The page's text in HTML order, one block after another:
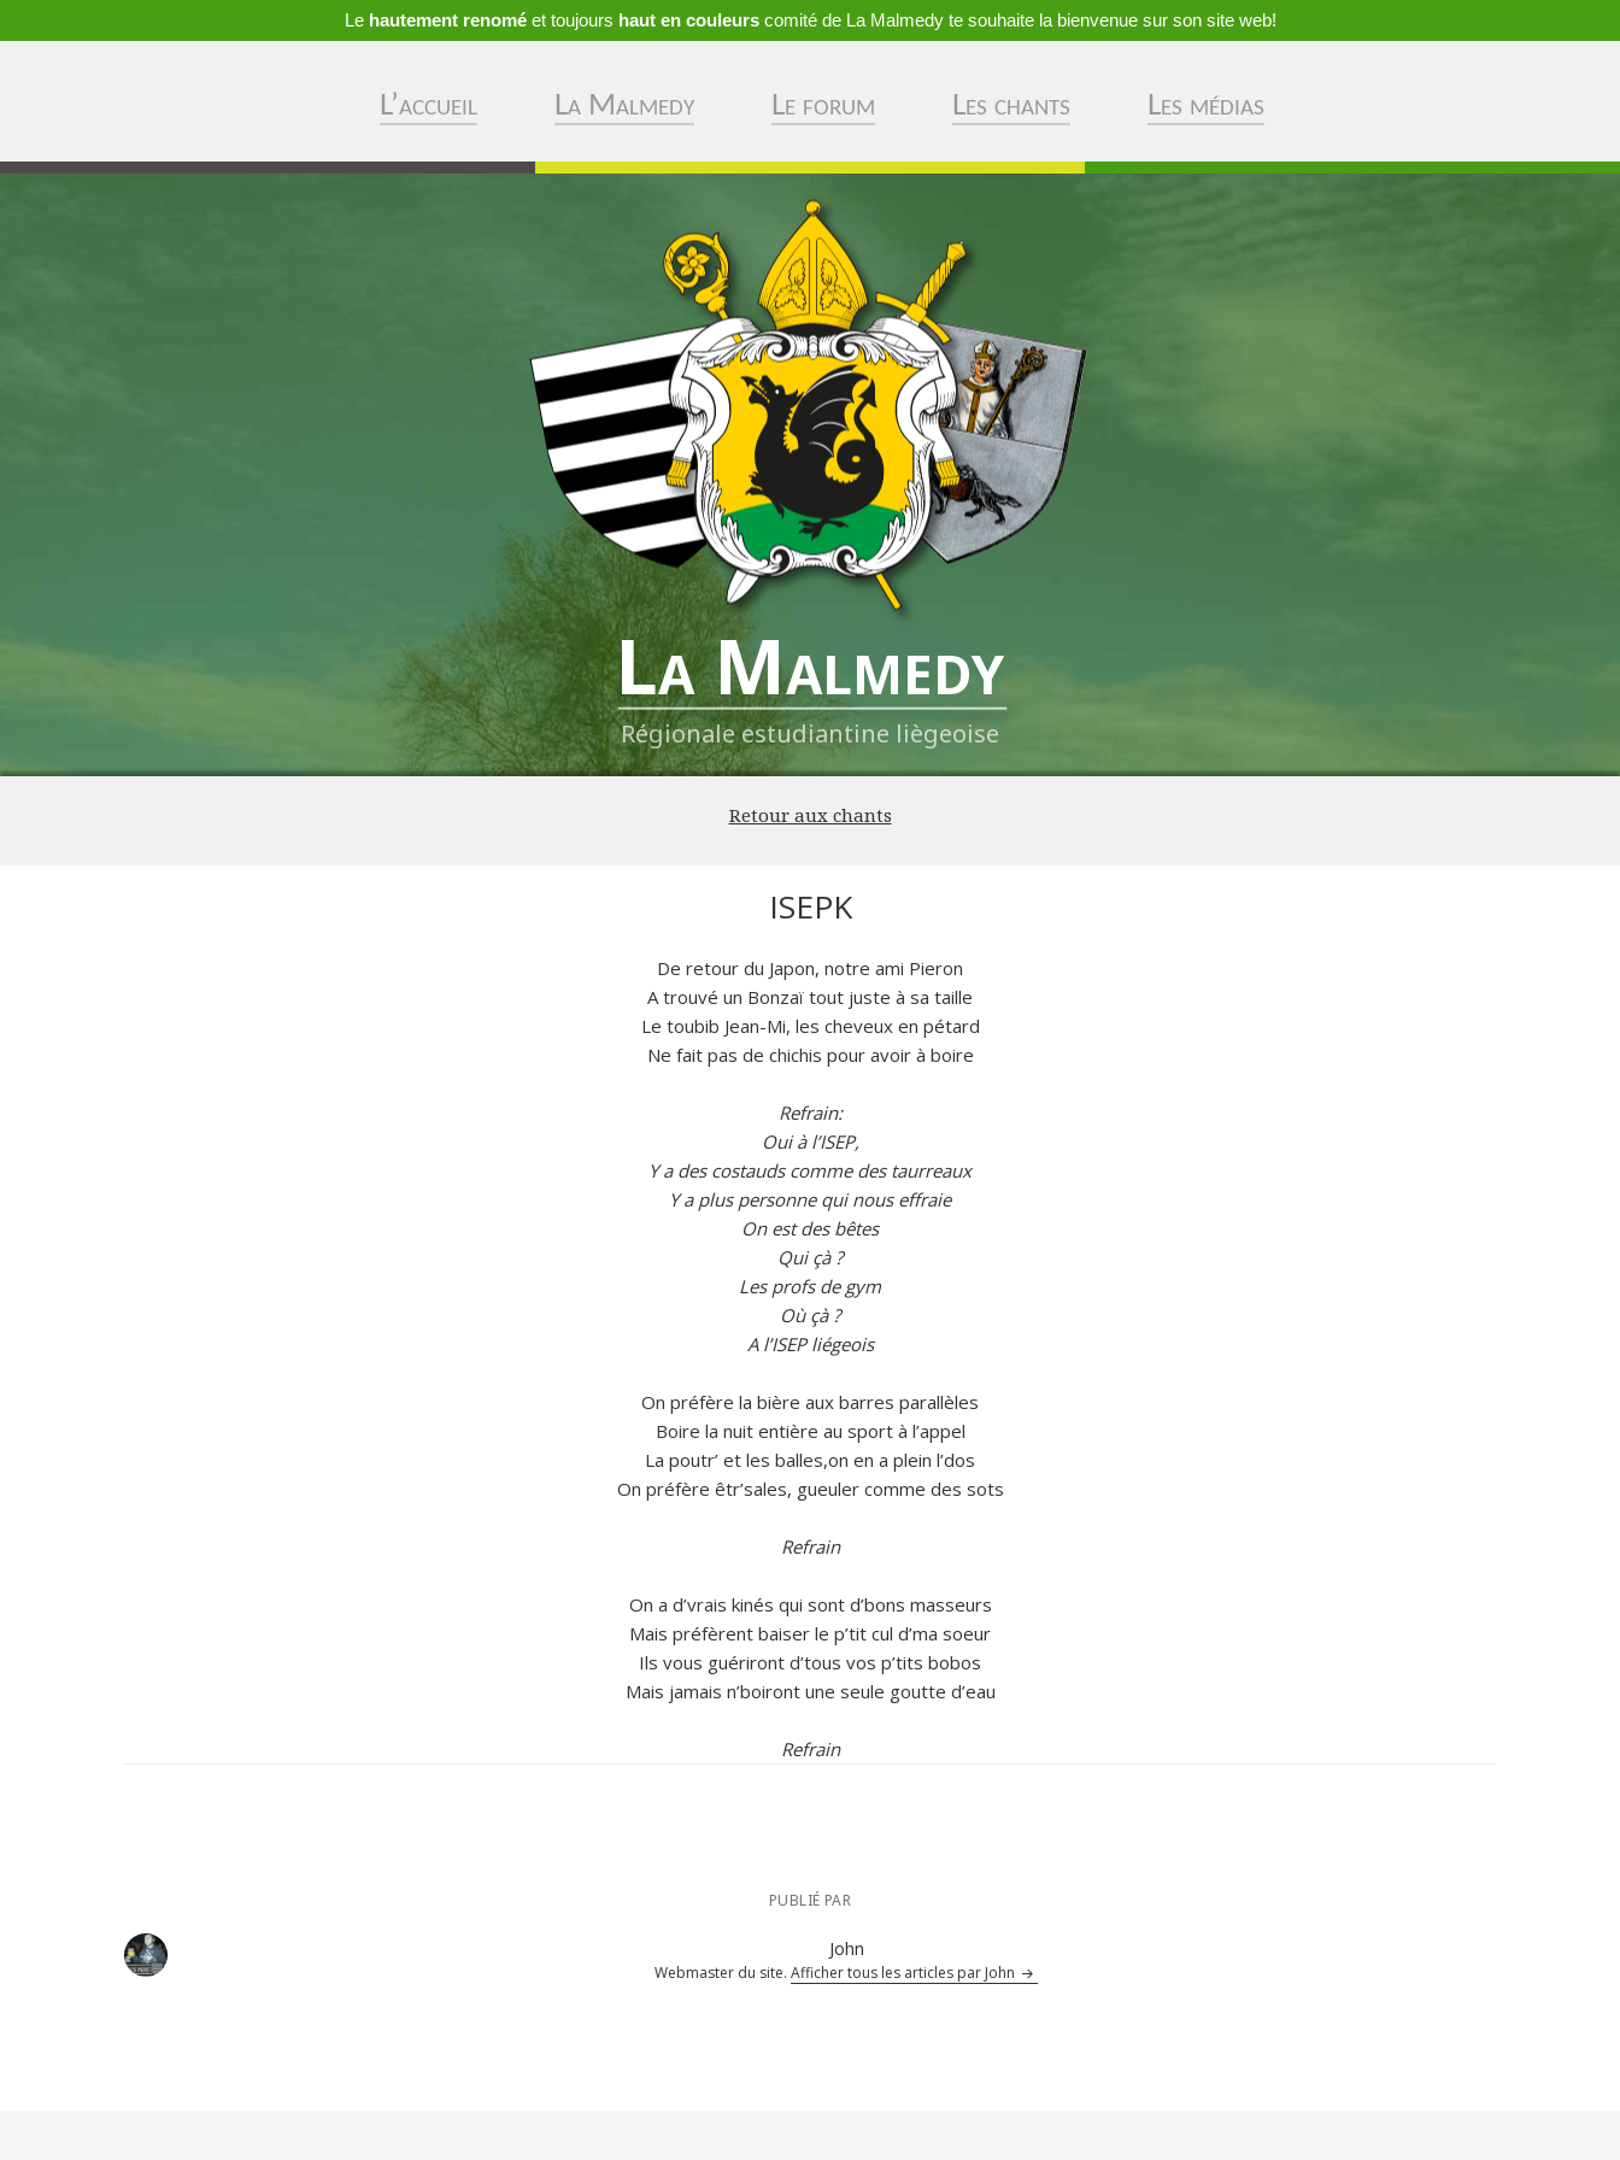
Le hautement renoméet toujours haut en couleurscomité de La Malmedy te souhaite la bienvenue sur son site web!
L’accueil La Malmedy Le forum Les chants Les médias
La Malmedy
Régionale estudiantine liègeoise
Retour aux chants
ISEPK
De retour du Japon, notre ami Pieron
A trouvé un Bonzaï tout juste à sa taille
Le toubib Jean-Mi, les cheveux en pétard
Ne fait pas de chichis pour avoir à boire
Refrain:
Oui à l’ISEP,
Y a des costauds comme des taurreaux
Y a plus personne qui nous effraie
On est des bêtes
Qui çà ?
Les profs de gym
Où çà ?
A l’ISEP liégeois
On préfère la bière aux barres parallèles
Boire la nuit entière au sport à l’appel
La poutr’ et les balles,on en a plein l’dos
On préfère êtr’sales, gueuler comme des sots
Refrain
On a d’vrais kinés qui sont d’bons masseurs
Mais préfèrent baiser le p’tit cul d’ma soeur
Ils vous guériront d’tous vos p’tits bobos
Mais jamais n’boiront une seule goutte d’eau
Refrain
PUBLIÉ PAR
John
Webmaster du site. Afficher tous les articles par John